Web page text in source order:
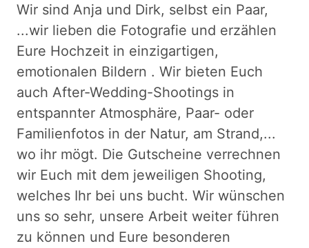
Wir sind Anja und Dirk, selbst ein Paar,
...wir lieben die Fotografie und erzählen
Eure Hochzeit in einzigartigen,
emotionalen Bildern . Wir bieten Euch
auch After-Wedding-Shootings in
entspannter Atmosphäre, Paar- oder
Familienfotos in der Natur, am Strand,...
wo ihr mögt. Die Gutscheine verrechnen
wir Euch mit dem jeweiligen Shooting,
welches Ihr bei uns bucht. Wir wünschen
uns so sehr, unsere Arbeit weiter führen
zu können und Eure besonderen